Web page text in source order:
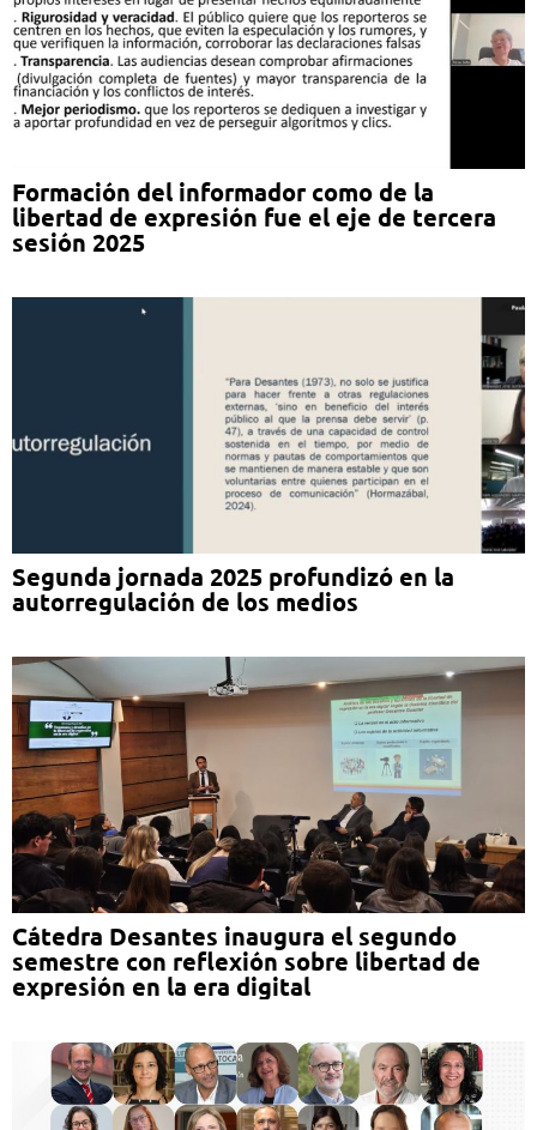
Formación del informador como de la
libertad de expresión fue el eje de tercera
sesión 2025
Segunda jornada 2025 profundizó en la
autorregulación de los medios
Cátedra Desantes inaugura el segundo
semestre con reflexión sobre libertad de
expresión en la era digital